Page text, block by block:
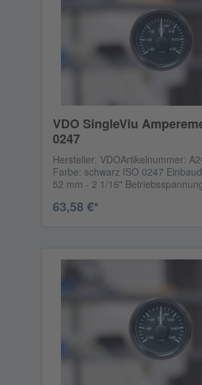
VDO SingleViu
0247
Hersteller: VDOArtikelnummer:
Farbe: schwarz ISO 0247
52 mm - 2 1/16"
+60 mV CANBus Eingang: 65271 -
63,58 €*